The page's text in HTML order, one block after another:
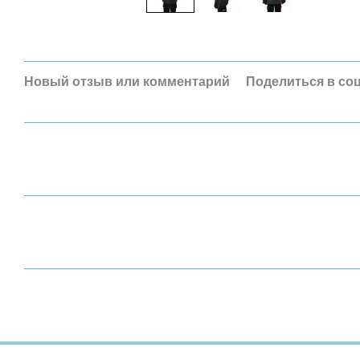
Новый отзыв или комментарий Поделиться в